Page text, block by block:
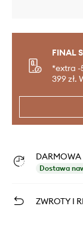
FINAL
*extra -
399 zł.
Dostawa
ZWROTY I